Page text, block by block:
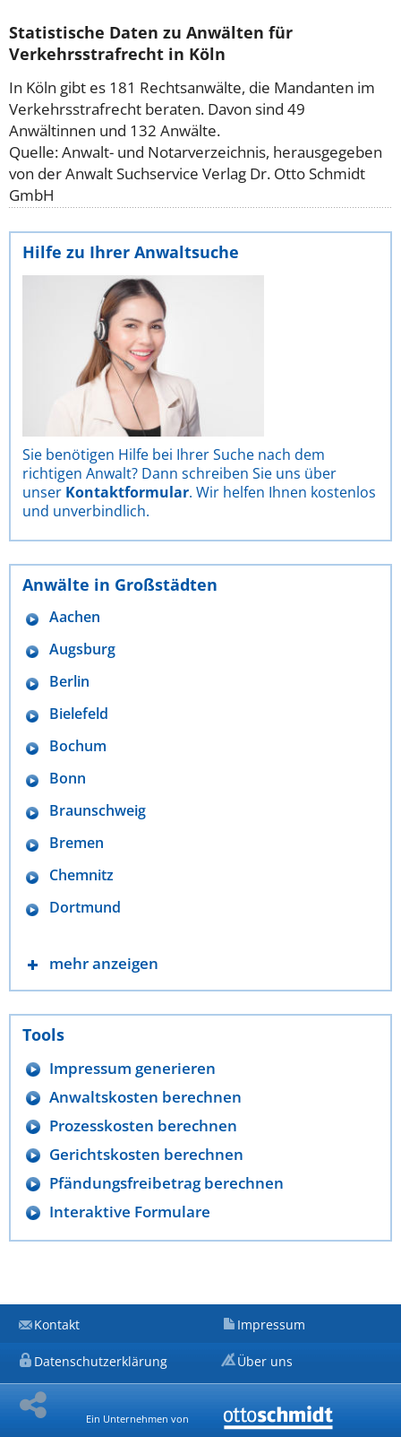
Statistische Daten zu Anwälten für
Verkehrsstrafrecht in Köln
In Köln gibt es 181 Rechtsanwälte, die Mandanten im
Verkehrsstrafrecht beraten. Davon sind 49
Anwältinnen und 132 Anwälte.
Quelle: Anwalt- und Notarverzeichnis, herausgegeben
von der Anwalt Suchservice Verlag Dr. Otto Schmidt
GmbH
Hilfe zu Ihrer Anwaltsuche
Sie benötigen Hilfe bei Ihrer Suche nach dem
richtigen Anwalt? Dann schreiben Sie uns über
unser Kontaktformular. Wir helfen Ihnen kostenlos
und unverbindlich.
Anwälte in Großstädten
Aachen
Augsburg
Berlin
Bielefeld
Bochum
Bonn
Braunschweig
Bremen
Chemnitz
Dortmund
mehr anzeigen
Tools
Impressum generieren
Anwaltskosten berechnen
Prozesskosten berechnen
Gerichtskosten berechnen
Pfändungsfreibetrag berechnen
Interaktive Formulare
Kontakt Impressum
Datenschutzerklärung Über uns
Ein Unternehmen von